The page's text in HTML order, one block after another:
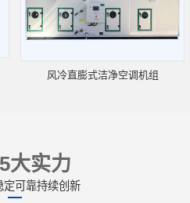
风冷直膨式洁净空调机组
大实力
定可靠持续创新